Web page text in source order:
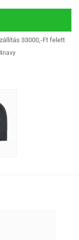
33000,-Ft felett